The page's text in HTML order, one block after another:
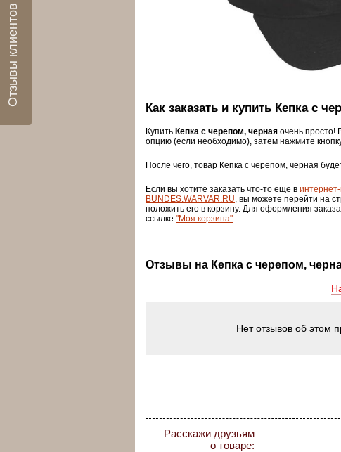
Как заказать и купить Кепка с
Купить Кепка с черепом, черная очень просто!
опцию (если необходимо), затем нажмите
После чего, товар Кепка с черепом, черная
Если вы хотите заказать что-то еще в
BUNDES.WARVAR.RU, вы можете перейти на
положить его в корзину. Для оформления
ссылке "Моя корзина".
Отзывы на Кепка с черепом,
Нет отзывов об этом
Расскажи друзьям
о товаре:
Отзывы клиентов